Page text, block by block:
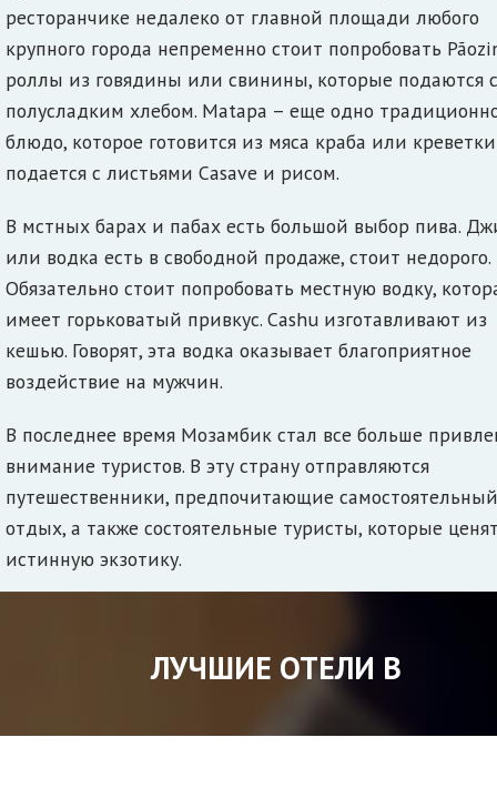
ресторанчике недалеко от главной площади любого
крупного города непременно стоит попробовать
роллы из говядины или свинины, которые подаются с
полусладким хлебом. Matapa – еще одно
блюдо, которое готовится из мяса краба или
подается с листьями Casave и рисом.
В мстных барах и пабах есть большой выбор пива.
или водка есть в свободной продаже, стоит недорого.
Обязательно стоит попробовать местную водку,
имеет горьковатый привкус. Cashu изготавливают из
кешью. Говорят, эта водка оказывает благоприятное
воздействие на мужчин.
В последнее время Мозамбик стал все больше
внимание туристов. В эту страну отправляются
путешественники, предпочитающие самостоятельный
отдых, а также состоятельные туристы, которые
истинную экзотику.
ЛУЧШИЕ ОТЕЛИ В